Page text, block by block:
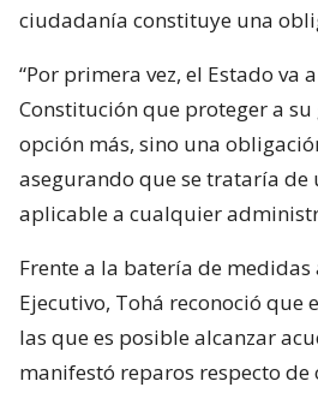
ciudadanía constituye una
“Por primera vez, el Estado va
Constitución que proteger a su
opción más, sino una
asegurando que se trataría de
aplicable a cualquier
Frente a la batería de
Ejecutivo, Tohá reconoció que
las que es posible alcanzar
manifestó reparos respecto